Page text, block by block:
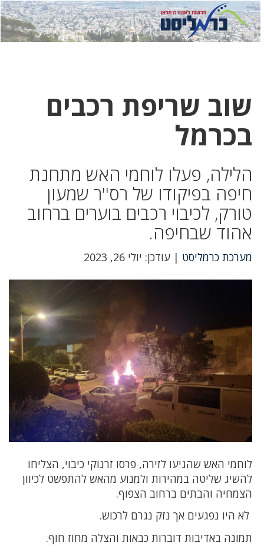
לחץ
כאן
לחץ
כדי
שוב שריפת רכבים
בכרמל
הלילה, פעלו לוחמי האש מתחנת
חיפה בפיקודו של רס''ר שמעון
טורק, לכיבוי רכבים בוערים ברחוב
אהוד שבחיפה.
מערכת כרמליסט | עודכן: יולי 26, 2023
לוחמי האש שהגיעו לזירה, פרסו זרנוקי כיבוי, הצליחו
להשיג שליטה במהירות ולמנוע מהאש להתפשט לכיוון
הצמחיה והבתים ברחוב הצפוף.
לא היו נפגעים אך נזק נגרם לרכוש.
תמונה באדיבות דוברות כבאות והצלה מחוז חוף.